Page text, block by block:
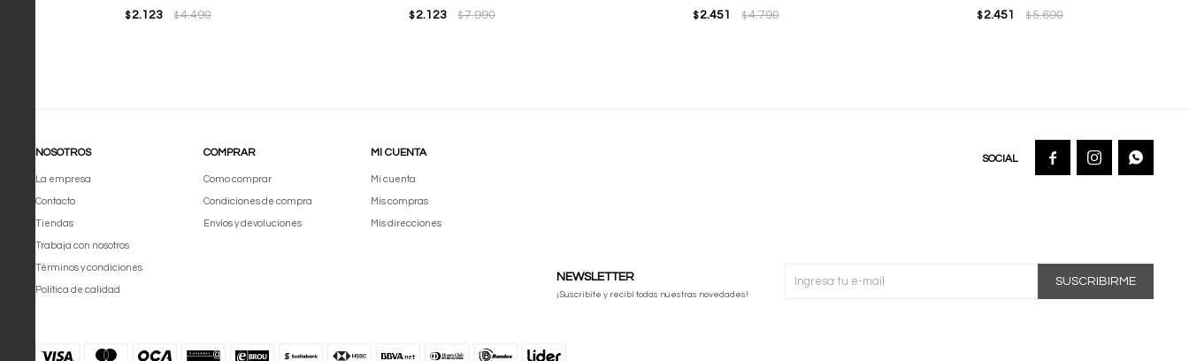
$2.123 $4.490 $2.123 $7.990 $2.451 $4.790 $2.451 $5.690
NOSOTROS
La empresa
Contacto
Tiendas
Trabaja con nosotros
Términos y condiciones
Política de calidad
COMPRAR
Como comprar
Condiciones de compra
Envíos y devoluciones
MI CUENTA
Mi cuenta
Mis compras
Mis direcciones
NEWSLETTER
¡Suscribite y recibí todas nuestras novedades!
SUSCRIBIRME
  